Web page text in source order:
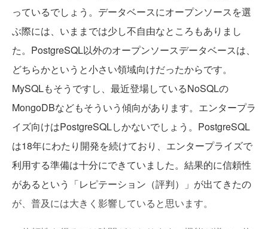
っているでしょう。データベースにオープンソースを選
ぶ際には、いままでは少し不自由なところもありまし
た。PostgreSQL以外のオープンソースデータベースは、
どちらかというと小さい領域向けだったからです。
MySQLもそうですし、最近登場しているNoSQLの
MongoDBなどもそういう傾向があります。エンタープラ
イズ向けはPostgreSQLしかないでしょう。PostgreSQL
は18年にわたり開発を続けており、エンタープライズで
利用する準備は十分にできていました。結果的に信頼性
があるという「レピテーション（評判）」が出てきたの
が、普及には大きく影響していると思います。